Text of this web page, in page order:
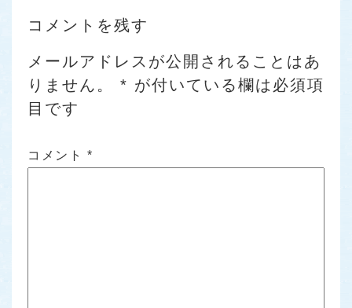
コメントを残す
メールアドレスが公開されることはあ
りません。
* が付いている欄は必須項
目です
コメント *